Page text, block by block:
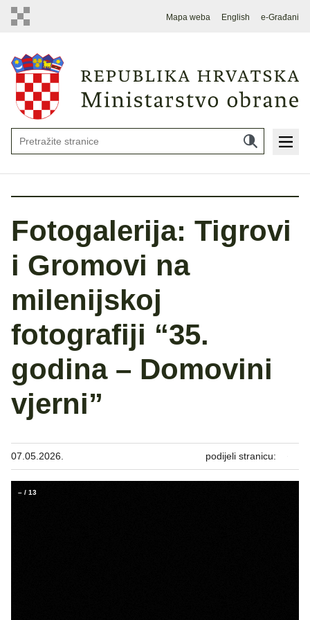
Mapa weba English e-Građani
Fotogalerija: Tigrovi
i Gromovi na
milenijskoj
fotografiji “35.
godina – Domovini
vjerni”
07.05.2026. podijeli stranicu:
– / 13